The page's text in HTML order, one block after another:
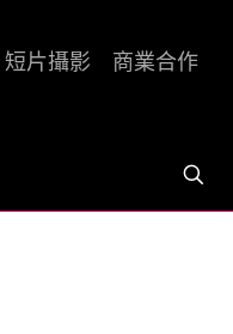
短片攝影 商業合作